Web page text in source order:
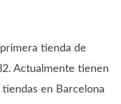
tienda de
Actualmente tienen
en Barcelona